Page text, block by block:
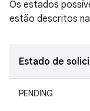
Os estados
estão descritos
Estado de
PENDING